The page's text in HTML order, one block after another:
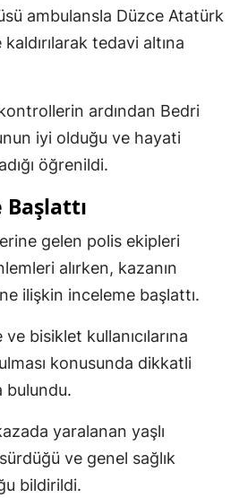
ambulansla Düzce Atatürk
tedavi altına
ardından Bedri
iyi olduğu ve hayati
öğrenildi.
gelen polis ekipleri
alırken, kazanın
ilişkin inceleme başlattı.
bisiklet kullanıcılarına
konusunda dikkatli
bulundu.
yaralanan yaşlı
ve genel sağlık
bildirildi.